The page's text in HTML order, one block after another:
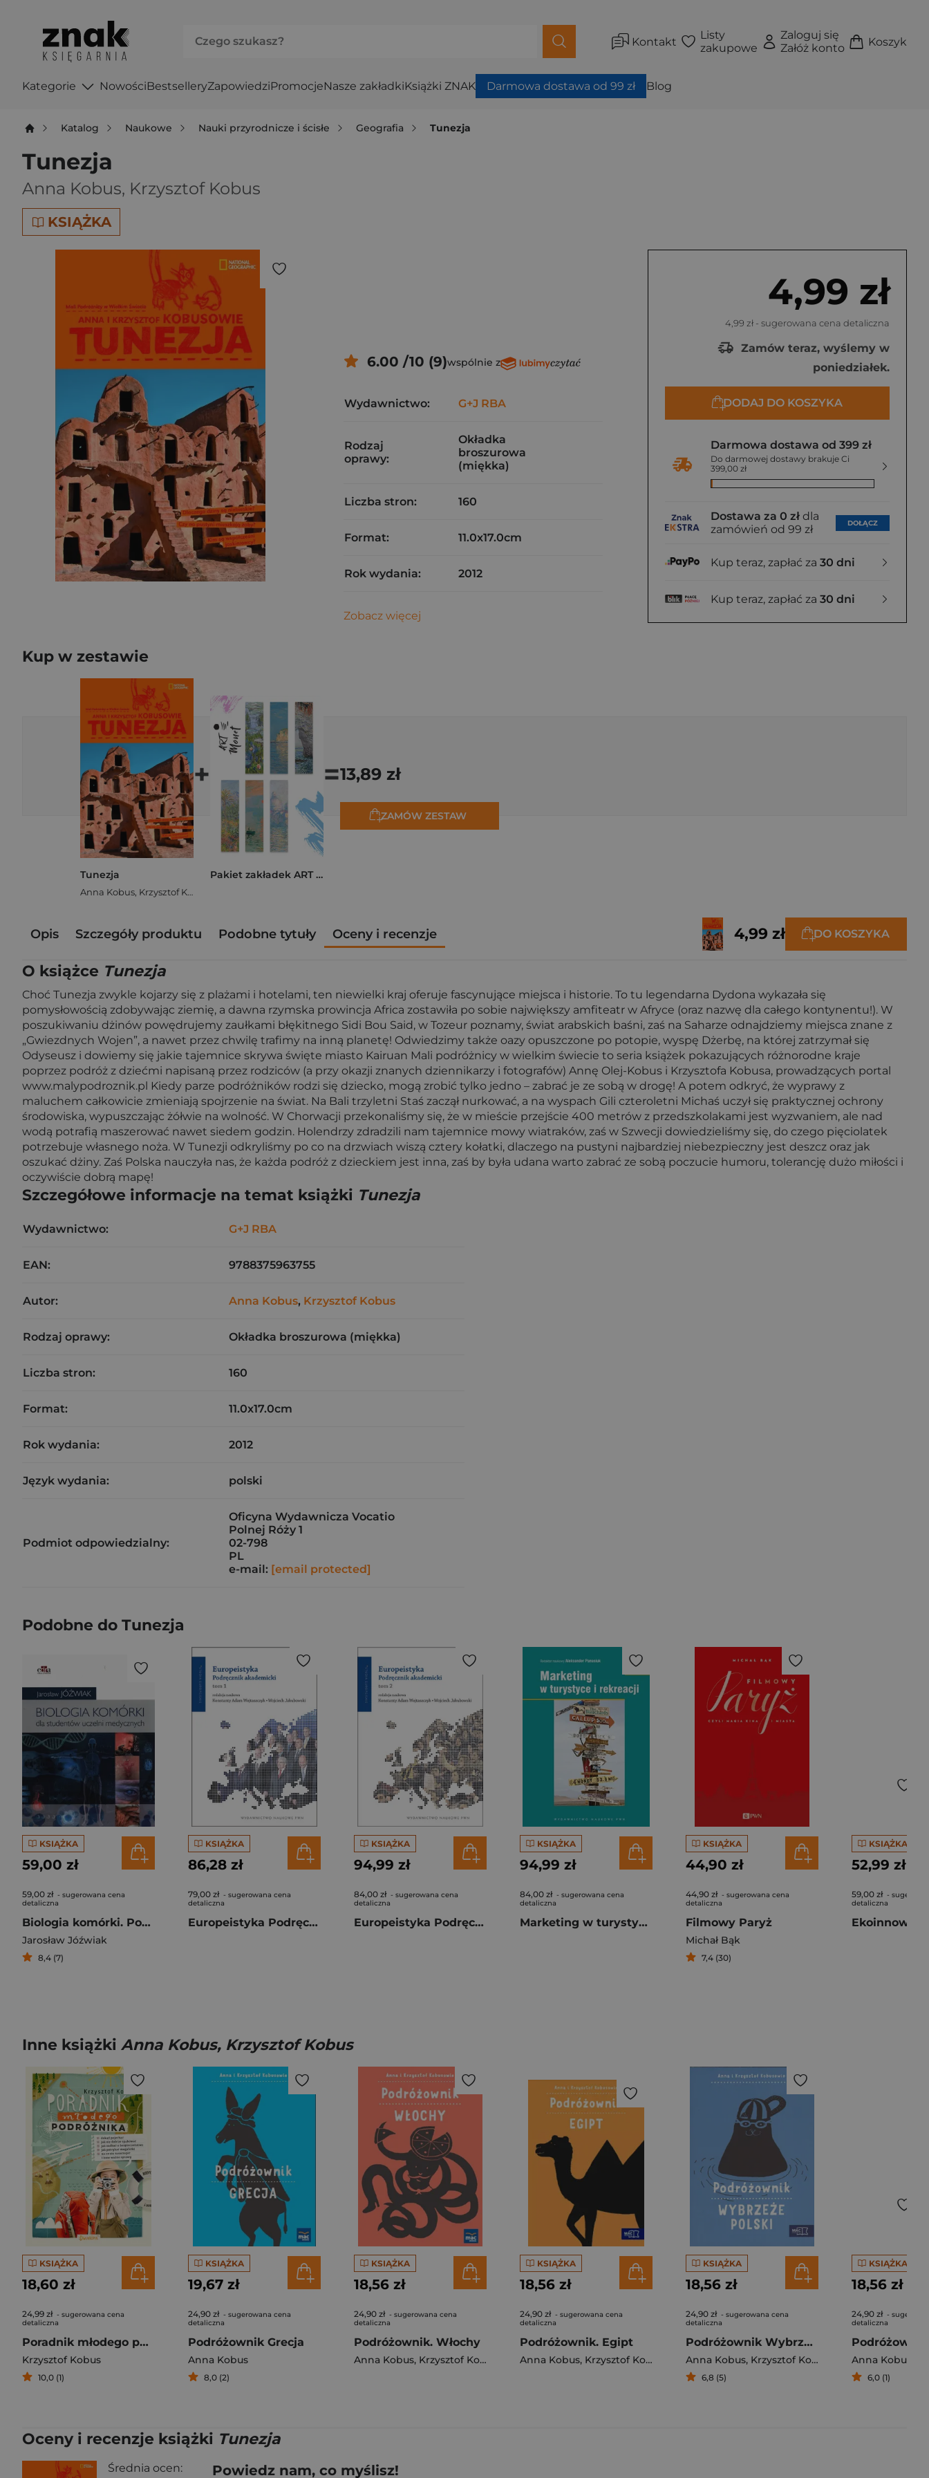
Kontakt
Listy
zakupowe
Zaloguj się
Załóż konto
Koszyk
Kategorie NowościBestselleryZapowiedziPromocjeNasze zakładkiKsiążki ZNAK Darmowa dostawa od 99 zł Blog
Katalog Naukowe Nauki przyrodnicze i ścisłe Geografia Tunezja
Tunezja
Anna Kobus, Krzysztof Kobus
KSIĄŻKA
4,99 zł
4,99 zł - sugerowana cena detaliczna
Zamów teraz, wyślemy w
poniedziałek.
DODAJ DO KOSZYKA
Darmowa dostawa od 399 zł
Do darmowej dostawy brakuje Ci
399,00 zł
Dostawa za 0 zł dla
zamówień od 99 zł
DOŁĄCZ
Kup teraz, zapłać za 30 dni
Kup teraz, zapłać za 30 dni
6.00 /10 (9)wspólnie z
Wydawnictwo: G+J RBA
Rodzaj
oprawy:
Okładka
broszurowa
(miękka)
Liczba stron: 160
Format: 11.0x17.0cm
Rok wydania: 2012
Zobacz więcej
Kup w zestawie
Tunezja
Anna Kobus, Krzysztof Kobus
+
Pakiet zakładek ART Monet
=13,89 zł
ZAMÓW ZESTAW
Opis Szczegóły produktu Podobne tytuły Oceny i recenzje 4,99 zł DO KOSZYKA
O książce Tunezja
Choć Tunezja zwykle kojarzy się z plażami i hotelami, ten niewielki kraj oferuje fascynujące miejsca i historie. To tu legendarna Dydona wykazała się
pomysłowością zdobywając ziemię, a dawna rzymska prowincja Africa zostawiła po sobie największy amfiteatr w Afryce (oraz nazwę dla całego kontynentu!). W
poszukiwaniu dżinów powędrujemy zaułkami błękitnego Sidi Bou Said, w Tozeur poznamy, świat arabskich baśni, zaś na Saharze odnajdziemy miejsca znane z
„Gwiezdnych Wojen”, a nawet przez chwilę trafimy na inną planetę! Odwiedzimy także oazy opuszczone po potopie, wyspę Dżerbę, na której zatrzymał się
Odyseusz i dowiemy się jakie tajemnice skrywa święte miasto Kairuan Mali podróżnicy w wielkim świecie to seria książek pokazujących różnorodne kraje
poprzez podróż z dziećmi napisaną przez rodziców (a przy okazji znanych dziennikarzy i fotografów) Annę Olej-Kobus i Krzysztofa Kobusa, prowadzących portal
www.malypodroznik.pl Kiedy parze podróżników rodzi się dziecko, mogą zrobić tylko jedno – zabrać je ze sobą w drogę! A potem odkryć, że wyprawy z
maluchem całkowicie zmieniają spojrzenie na świat. Na Bali trzyletni Staś zaczął nurkować, a na wyspach Gili czteroletni Michaś uczył się praktycznej ochrony
środowiska, wypuszczając żółwie na wolność. W Chorwacji przekonaliśmy się, że w mieście przejście 400 metrów z przedszkolakami jest wyzwaniem, ale nad
wodą potrafią maszerować nawet siedem godzin. Holendrzy zdradzili nam tajemnice mowy wiatraków, zaś w Szwecji dowiedzieliśmy się, do czego pięciolatek
potrzebuje własnego noża. W Tunezji odkryliśmy po co na drzwiach wiszą cztery kołatki, dlaczego na pustyni najbardziej niebezpieczny jest deszcz oraz jak
oszukać dżiny. Zaś Polska nauczyła nas, że każda podróż z dzieckiem jest inna, zaś by była udana warto zabrać ze sobą poczucie humoru, tolerancję dużo miłości i
oczywiście dobrą mapę!
Szczegółowe informacje na temat książki Tunezja
Wydawnictwo: G+J RBA
EAN: 9788375963755
Autor: Anna Kobus, Krzysztof Kobus
Rodzaj oprawy: Okładka broszurowa (miękka)
Liczba stron: 160
Format: 11.0x17.0cm
Rok wydania: 2012
Język wydania: polski
Podmiot odpowiedzialny:
Oficyna Wydawnicza Vocatio
Polnej Róży 1
02-798
PL
e-mail: [email protected]
Podobne do Tunezja
KSIĄŻKA
59,00 zł
59,00 zł - sugerowana cena
detaliczna
Biologia komórki. Podręcznik dla studentów uczelni medycznych
Jarosław Jóźwiak
8,4 (7)
KSIĄŻKA
86,28 zł
79,00 zł - sugerowana cena
detaliczna
Europeistyka Podręcznik akademicki Tom 1
KSIĄŻKA
94,99 zł
84,00 zł - sugerowana cena
detaliczna
Europeistyka Podręcznik akademicki Tom 2
KSIĄŻKA
94,99 zł
84,00 zł - sugerowana cena
detaliczna
Marketing w turystyce i rekreacji
KSIĄŻKA
44,90 zł
44,90 zł - sugerowana cena
detaliczna
Filmowy Paryż
Michał Bąk
7,4 (30)
KSIĄŻKA
52,99 zł
59,00 zł -
detaliczna
Inne książki Anna Kobus, Krzysztof Kobus
KSIĄŻKA
18,60 zł
24,99 zł - sugerowana cena
detaliczna
Poradnik młodego podróżnika
Krzysztof Kobus
10,0 (1)
KSIĄŻKA
19,67 zł
24,90 zł - sugerowana cena
detaliczna
Podróżownik Grecja
Anna Kobus
8,0 (2)
KSIĄŻKA
18,56 zł
24,90 zł - sugerowana cena
detaliczna
Podróżownik. Włochy
Anna Kobus, Krzysztof Kobus
KSIĄŻKA
18,56 zł
24,90 zł - sugerowana cena
detaliczna
Podróżownik. Egipt
Anna Kobus, Krzysztof Kobus
KSIĄŻKA
18,56 zł
24,90 zł - sugerowana cena
detaliczna
Podróżownik Wybrzeże Polski
Anna Kobus, Krzysztof Kobus
6,8 (5)
KSIĄŻKA
18,56 zł
24,90 zł -
detaliczna
Anna Kobus
6,0 (1)
Oceny i recenzje książki Tunezja
Średnia ocen: Powiedz nam, co myślisz!